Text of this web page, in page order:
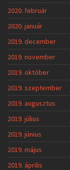
2020. február
2020. január
2019. december
2019. november
2019. október
2019. szeptember
2019. augusztus
2019. július
2019. június
2019. május
2019. április